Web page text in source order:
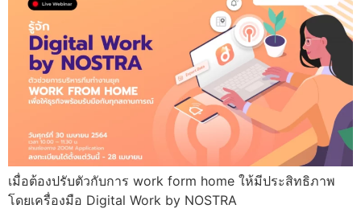
เมื่อต้องปรับตัวกับการ work form home ให้มีประสิทธิภาพ
โดยเครื่องมือ Digital Work by NOSTRA